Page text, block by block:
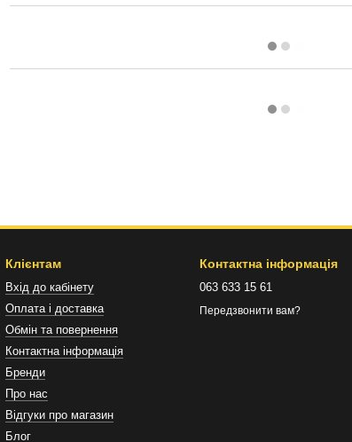
Клієнтам
Вхід до кабінету
Оплата і доставка
Обмін та повернення
Контактна інформація
Бренди
Про нас
Відгуки про магазин
Блог
Контактна інформація
063 633 15 61
Передзвонити вам?